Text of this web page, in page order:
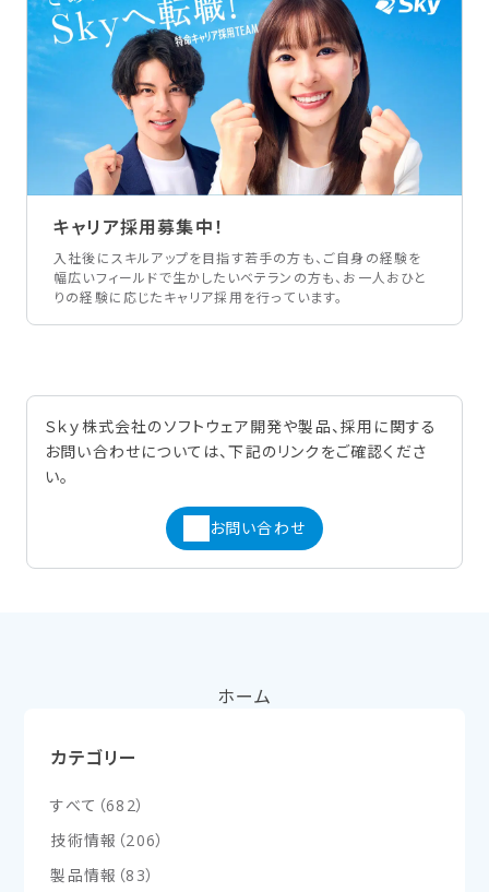
キャリア採用募集中！
入社後にスキルアップを目指す若手の方も、ご自身の経験を
幅広いフィールドで生かしたいベテランの方も、お一人おひと
りの経験に応じたキャリア採用を行っています。
Ｓｋｙ株式会社のソフトウェア開発や製品、採用に関する
お問い合わせについては、下記のリンクをご確認くださ
い。
お問い合わせ
ホーム
カテゴリー
すべて （682）
技術情報 （206）
製品情報 （83）